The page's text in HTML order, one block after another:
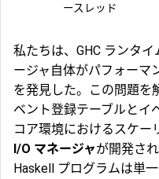
ースレッド
私たちは、GHC ランタ
ージャ自体がパフォーマ
を発見した。この問題を
ベント登録テーブルとイ
コア環境におけるスケー
I/O マネージャが開発さ
Haskell プログラムは単